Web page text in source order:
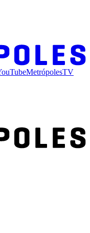
MetrópolesTV